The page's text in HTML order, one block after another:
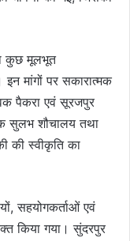
कुछ मूलभूत
मांगों पर सकारात्मक
पैकरा एवं सूरजपुर
सुलभ शौचालय तथा
की स्वीकृति का
सहयोगकर्ताओं एवं
किया गया। सुंदरपुर